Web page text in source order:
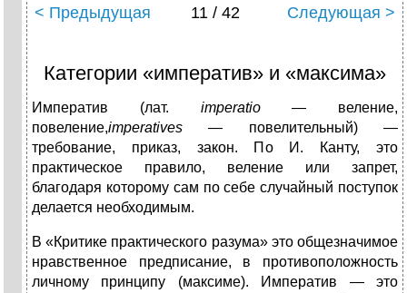
< Предыдущая 11 / 42 Следующая >
Категории «императив» и «максима»
Императив (лат. imperatio
— веление,
повеление,imperatives — повелительный) —
требование, приказ, закон. По И. Канту, это
практическое правило, веление или запрет,
благодаря кото­рому сам по себе случайный поступок
делается необходимым.
В «Критике практического разума» это общезначимое
нравственное предписание, в противоположность
личному принципу (максиме). Императив — это